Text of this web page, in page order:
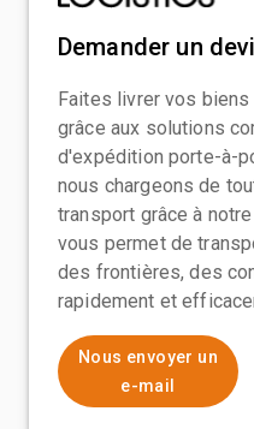
Demander un
Faites livrer vos
grâce aux solutions
d'expédition porte-à-
nous chargeons de
transport grâce à
vous permet de
des frontières, des
rapidement et
Nous envoyer un
e-mail